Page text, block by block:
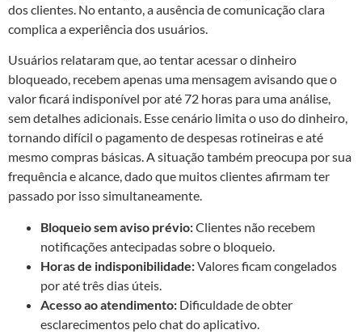
dos clientes. No entanto, a ausência de comunicação clara
complica a experiência dos usuários.
Usuários relataram que, ao tentar acessar o dinheiro
bloqueado, recebem apenas uma mensagem avisando que o
valor ficará indisponível por até 72 horas para uma análise,
sem detalhes adicionais. Esse cenário limita o uso do dinheiro,
tornando difícil o pagamento de despesas rotineiras e até
mesmo compras básicas. A situação também preocupa por sua
frequência e alcance, dado que muitos clientes afirmam ter
passado por isso simultaneamente.
Bloqueio sem aviso prévio:Clientes não recebem
notificações antecipadas sobre o bloqueio.
Horas de indisponibilidade:Valores ficam congelados
por até três dias úteis.
Acesso ao atendimento: Dificuldade de obter
esclarecimentos pelo chat do aplicativo.